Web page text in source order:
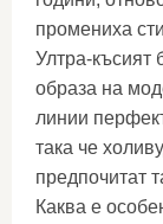
промениха
Ултра-късият
образа на
линии
така че
предпочитат
Каква е